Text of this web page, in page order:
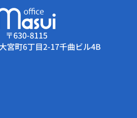
〒630-8115
宮町6丁目2-17千曲ビル4B